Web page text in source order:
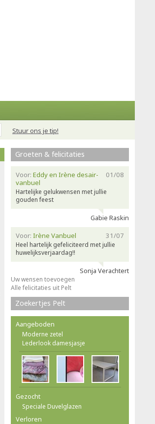
Stuur ons je tip!
Groeten & felicitaties
01/08
Voor: Eddy en Irène desair-
vanbuel
Hartelijke gelukwensen met jullie
gouden feest
Gabie Raskin
31/07
Voor: Irène Vanbuel
Heel hartelijk gefeliciteerd met jullie
huwelijksverjaardag!!
Sonja Verachtert
Uw wensen toevoegen
Alle felicitaties uit Pelt
Zoekertjes Pelt
Aangeboden
Moderne zetel
Lederlook damesjasje
Gezocht
Speciale Duvelglazen
Verloren